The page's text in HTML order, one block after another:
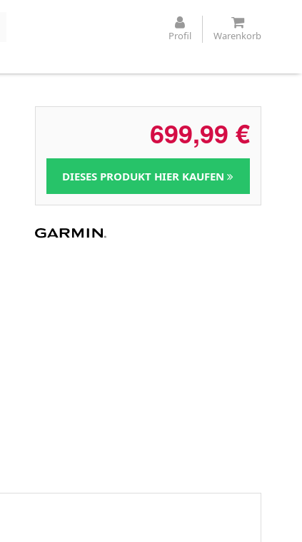
Profil Warenkorb
699,99 €
DIESES PRODUKT HIER KAUFEN